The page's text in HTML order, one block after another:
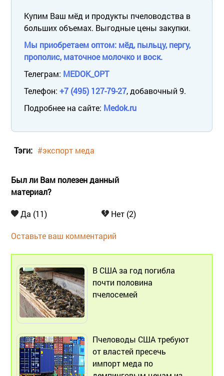
Купим Ваш мёд и продукты пчеловодства в
больших объемах. Выгодные цены закупки.
Мы приобретаем оптом: мёд, пыльцу, пергу,
прополис, маточное молочко и воск.
Телеграм: MEDOK_OPT
Телефон: +7 (495) 127-79-27, добавочный 9.
Подробнее на сайте: Medok.ru
Тэги: #экспорт меда
Был ли Вам полезен данный
материал?
Да (11) Нет (2)
Оставьте ваш комментарий
В США за год погибла
почти половина
пчелосемей
Пчеловоды США требуют
от властей пресечь
импорт меда по